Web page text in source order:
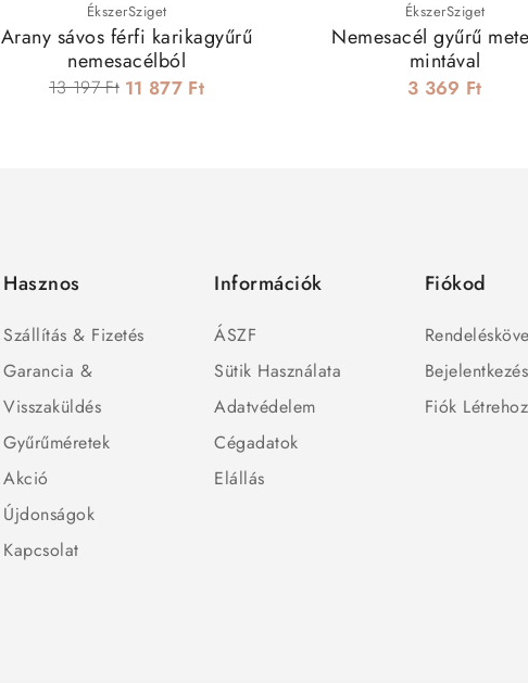
ÉkszerSziget
Arany sávos férfi karikagyűrű
nemesacélból
13 197 Ft 11 877 Ft
ÉkszerSziget
Nemesacél gyűrű
mintával
3 369 Ft
Hasznos
Szállítás & Fizetés
Garancia &
Visszaküldés
Gyűrűméretek
Akció
Újdonságok
Kapcsolat
Információk
ÁSZF
Sütik Használata
Adatvédelem
Cégadatok
Elállás
Fiókod
Bejelentkezés
Fiók